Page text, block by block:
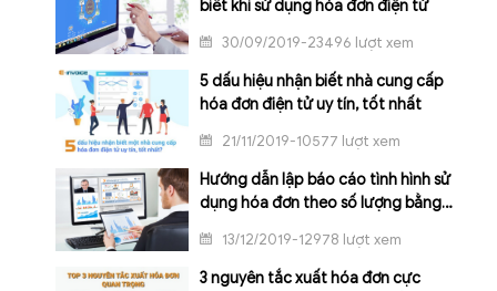
biết khi sử dụng hóa đơn điện tử
30/09/2019-23496 lượt xem
5 dấu hiệu nhận biết nhà cung cấp
hóa đơn điện tử uy tín, tốt nhất
21/11/2019-10577 lượt xem
Hướng dẫn lập báo cáo tình hình sử
dụng hóa đơn theo số lượng bằng
13/12/2019-12978 lượt xem
3 nguyên tắc xuất hóa đơn cực